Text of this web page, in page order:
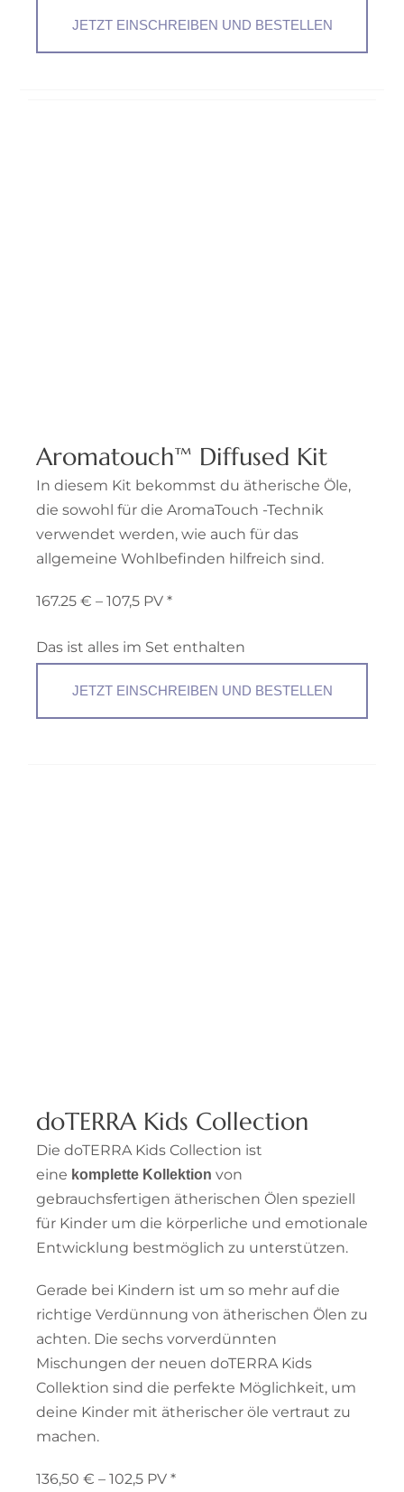
JETZT EINSCHREIBEN UND BESTELLEN
Aromatouch™ Diffused Kit
In diesem Kit bekommst du ätherische Öle,
die sowohl für die AromaTouch -Technik
verwendet werden, wie auch für das
allgemeine Wohlbefinden hilfreich sind.
167.25 € – 107,5 PV *
Das ist alles im Set enthalten
JETZT EINSCHREIBEN UND BESTELLEN
doTERRA Kids Collection
Die doTERRA Kids Collection ist
eine komplette Kollektion von
gebrauchsfertigen ätherischen Ölen speziell
für Kinder um die körperliche und emotionale
Entwicklung bestmöglich zu unterstützen.
Gerade bei Kindern ist um so mehr auf die
richtige Verdünnung von ätherischen Ölen zu
achten. Die sechs vorverdünnten
Mischungen der neuen doTERRA Kids
Collektion sind die perfekte Möglichkeit, um
deine Kinder mit ätherischer öle vertraut zu
machen.
136,50 € – 102,5 PV *